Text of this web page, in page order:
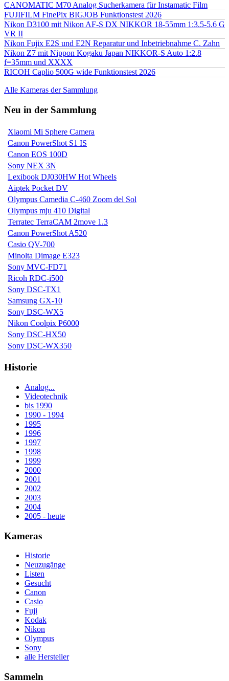
CANOMATIC M70 Analog Sucherkamera für Instamatic Film
FUJIFILM FinePix BIGJOB Funktionstest 2026
Nikon D3100 mit Nikon AF-S DX NIKKOR 18-55mm 1:3.5-5.6 G
VR II
Nikon Fujix E2S und E2N Reparatur und Inbetriebnahme C. Zahn
Nikon Z7 mit Nippon Kogaku Japan NIKKOR-S Auto 1:2.8
f=35mm und XXXX
RICOH Caplio 500G wide Funktionstest 2026
Alle Kameras der Sammlung
Neu in der Sammlung
Xiaomi Mi Sphere Camera
Canon PowerShot S1 IS
Canon EOS 100D
Sony NEX 3N
Lexibook DJ030HW Hot Wheels
Aiptek Pocket DV
Olympus Camedia C-460 Zoom del Sol
Olympus mju 410 Digital
Terratec TerraCAM 2move 1.3
Canon PowerShot A520
Casio QV-700
Minolta Dimage E323
Sony MVC-FD71
Ricoh RDC-i500
Sony DSC-TX1
Samsung GX-10
Sony DSC-WX5
Nikon Coolpix P6000
Sony DSC-HX50
Sony DSC-WX350
Historie
Analog...
Videotechnik
bis 1990
1990 - 1994
1995
1996
1997
1998
1999
2000
2001
2002
2003
2004
2005 - heute
Kameras
Historie
Neuzugänge
Listen
Gesucht
Canon
Casio
Fuji
Kodak
Nikon
Olympus
Sony
alle Hersteller
Sammeln